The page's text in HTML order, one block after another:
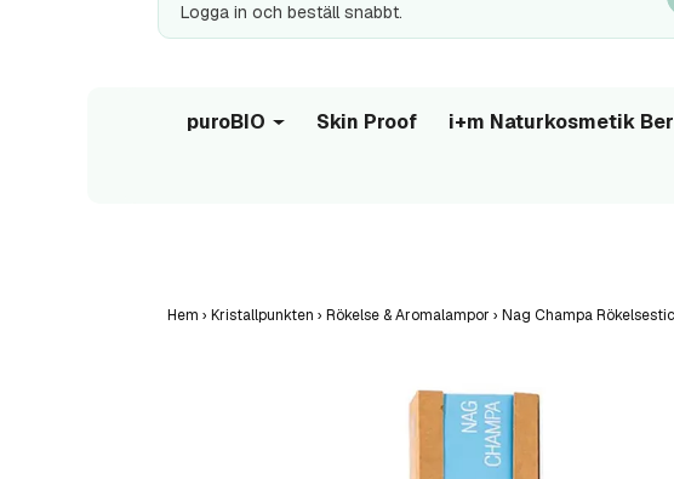
Logga in och beställ snabbt.
puroBIO Skin Proof i+m Naturkosmetik
Hem › Kristallpunkten › Rökelse & Aromalampor › Nag Champa